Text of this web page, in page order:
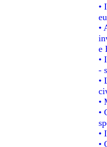
•
•
e
•
-
•
•
•
•
•